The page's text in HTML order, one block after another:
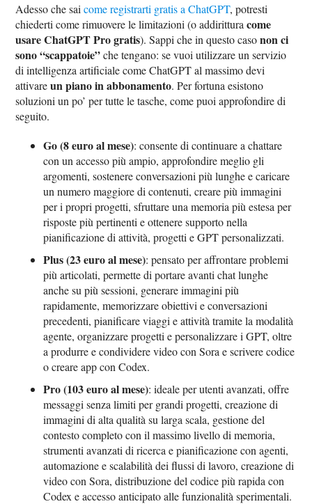
Adesso che saicome registrarti gratis a ChatGPT, potresti
chiederti come rimuovere le limitazioni (o addiritturacome
usare ChatGPT Pro gratis). Sappi che in questo casonon ci
sono “scappatoie”che tengano: se vuoi utilizzare un servizio
di intelligenza artificiale come ChatGPT al massimo devi
attivareun piano in abbonamento. Per fortuna esistono
soluzioni un po’ per tutte le tasche, come puoi approfondire di
seguito.
Go (8 euro al mese): consente di continuare a chattare
con un accesso più ampio, approfondire meglio gli
argomenti, sostenere conversazioni più lunghe e caricare
un numero maggiore di contenuti, creare più immagini
per i propri progetti, sfruttare una memoria più estesa per
risposte più pertinenti e ottenere supporto nella
pianificazione di attività, progetti e GPT personalizzati.
Plus (23 euro al mese): pensato per affrontare problemi
più articolati, permette di portare avanti chat lunghe
anche su più sessioni, generare immagini più
rapidamente, memorizzare obiettivi e conversazioni
precedenti, pianificare viaggi e attività tramite la modalità
agente, organizzare progetti e personalizzare i GPT, oltre
a produrre e condividere video con Sora e scrivere codice
o creare app con Codex.
Pro (103 euro al mese): ideale per utenti avanzati, offre
messaggi senza limiti per grandi progetti, creazione di
immagini di alta qualità su larga scala, gestione del
contesto completo con il massimo livello di memoria,
strumenti avanzati di ricerca e pianificazione con agenti,
automazione e scalabilità dei flussi di lavoro, creazione di
video con Sora, distribuzione del codice più rapida con
Codex e accesso anticipato alle funzionalità sperimentali.